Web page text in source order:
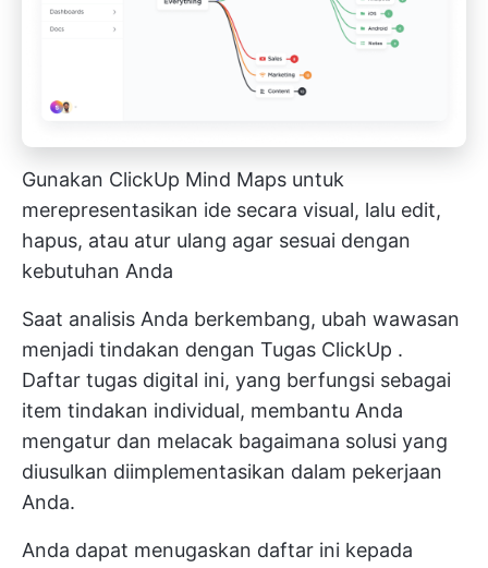
Gunakan ClickUp Mind Maps untuk
merepresentasikan ide secara visual, lalu edit,
hapus, atau atur ulang agar sesuai dengan
kebutuhan Anda
Saat analisis Anda berkembang, ubah wawasan
menjadi tindakan dengan Tugas ClickUp .
Daftar tugas digital ini, yang berfungsi sebagai
item tindakan individual, membantu Anda
mengatur dan melacak bagaimana solusi yang
diusulkan diimplementasikan dalam pekerjaan
Anda.
Anda dapat menugaskan daftar ini kepada